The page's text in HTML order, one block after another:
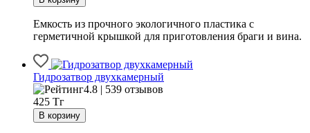
Емкость из прочного экологичного пластика с
герметичной крышкой для приготовления браги и вина.
Гидрозатвор двухкамерный
4.8 | 539 отзывов
425 Тг